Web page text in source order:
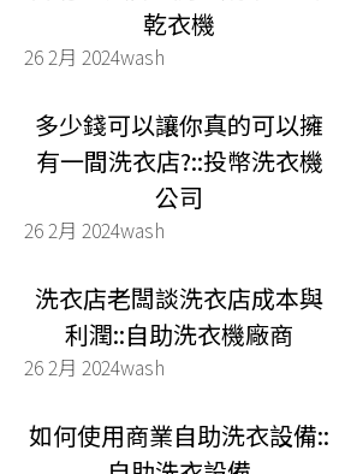
乾衣機
26 2月 2024wash
多少錢可以讓你真的可以擁
有一間洗衣店?::投幣洗衣機
公司
26 2月 2024wash
洗衣店老闆談洗衣店成本與
利潤::自助洗衣機廠商
26 2月 2024wash
如何使用商業自助洗衣設備::